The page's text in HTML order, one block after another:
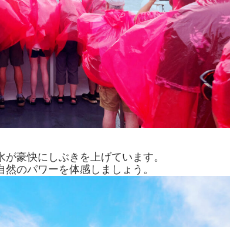
豪快にしぶきを上げています。
のパワーを体感しましょう。